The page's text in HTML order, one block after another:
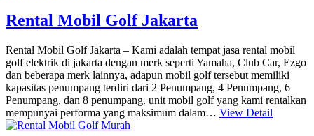
Rental Mobil Golf Jakarta
Rental Mobil Golf Jakarta – Kami adalah tempat jasa rental mobil
golf elektrik di jakarta dengan merk seperti Yamaha, Club Car, Ezgo
dan beberapa merk lainnya, adapun mobil golf tersebut memiliki
kapasitas penumpang terdiri dari 2 Penumpang, 4 Penumpang, 6
Penumpang, dan 8 penumpang. unit mobil golf yang kami rentalkan
mempunyai performa yang maksimum dalam… View Detail